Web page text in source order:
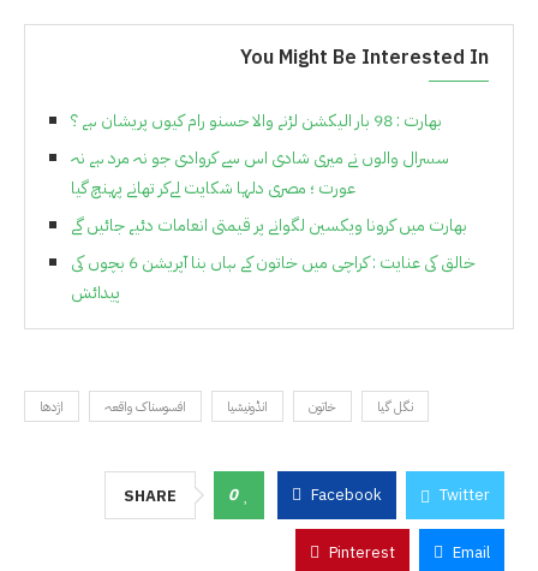
You Might Be Interested In
بھارت : 98 بار الیکشن لڑنے والا حسنو رام کیوں پریشان ہے ؟
سسرال والوں نے میری شادی اس سے کروادی جو نہ مرد ہے نہ
عورت ؛ مصری دلہا شکایت لےکر تھانے پہنچ گیا
بھارت میں کرونا ویکسین لگوانے پر قیمتی انعامات دئیے جائیں گے
خالق کی عنایت : کراچی میں خاتون کے ہاں بنا آپریشن 6 بچوں کی
پیدائش
اژدھا افسوسناک واقعہ انڈونیشیا خاتون نگل گیا
SHARE 0 Facebook Twitter
Pinterest Email